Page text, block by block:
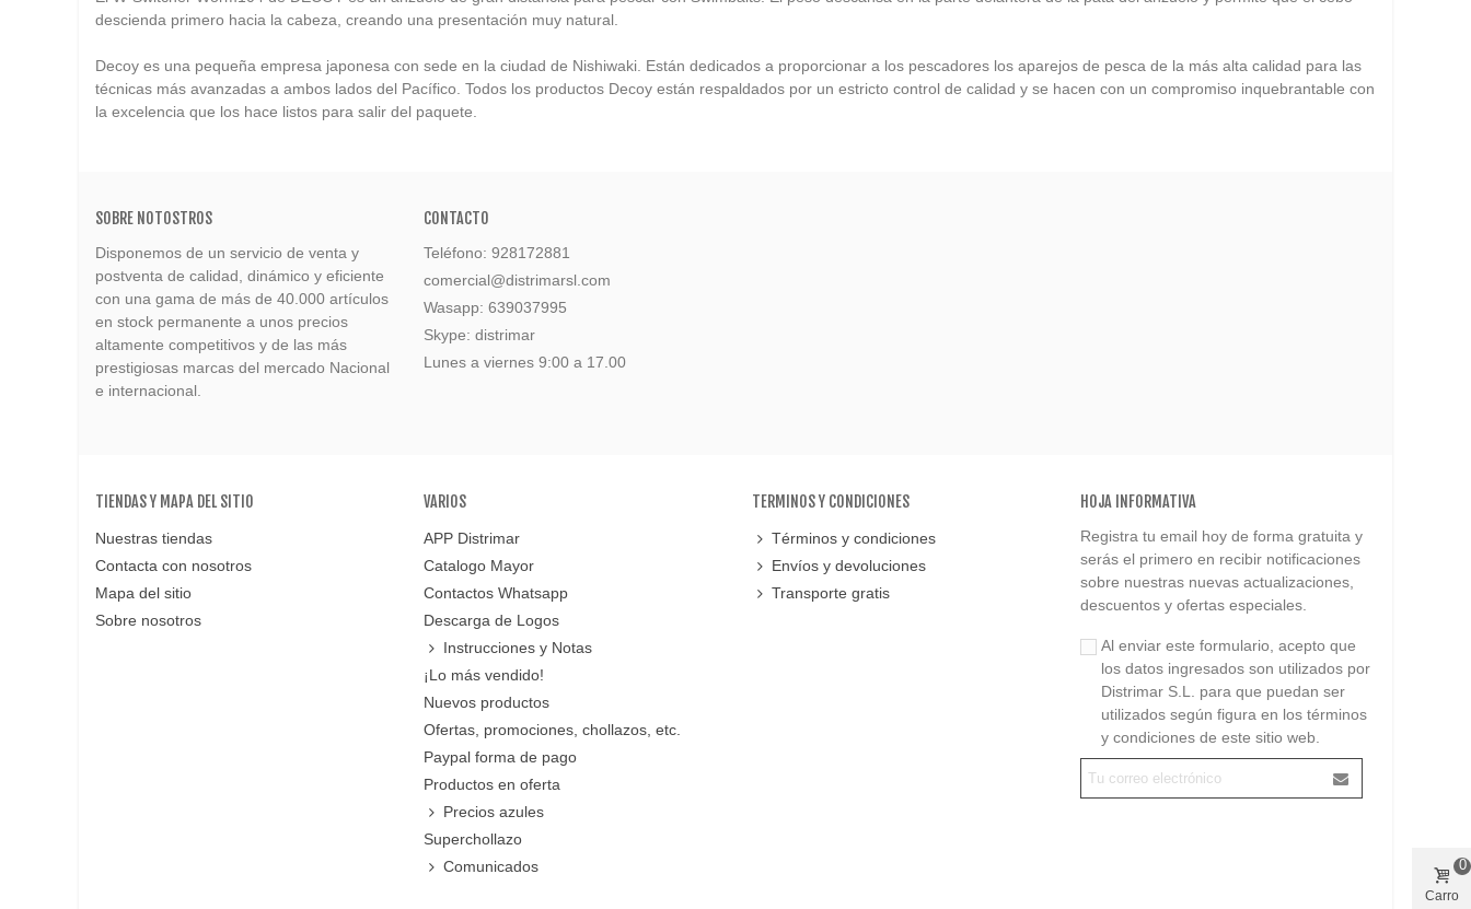
descienda primero hacia la cabeza, creando una presentación muy natural.
Decoy es una pequeña empresa japonesa con sede en la ciudad de Nishiwaki. Están dedicados a proporcionar a los pescadores los aparejos de pesca de la más alta calidad para las
técnicas más avanzadas a ambos lados del Pacífico. Todos los productos Decoy están respaldados por un estricto control de calidad y se hacen con un compromiso inquebrantable con
la excelencia que los hace listos para salir del paquete.
SOBRE NOTOSTROS
Disponemos de un servicio de venta y
postventa de calidad, dinámico y eficiente
con una gama de más de 40.000 artículos
en stock permanente a unos precios
altamente competitivos y de las más
prestigiosas marcas del mercado Nacional
e internacional.
CONTACTO
Teléfono: 928172881
comercial@distrimarsl.com
Wasapp: 639037995
Skype: distrimar
Lunes a viernes 9:00 a 17.00
TIENDAS Y MAPA DEL SITIO
Nuestras tiendas
Contacta con nosotros
Mapa del sitio
Sobre nosotros
VARIOS
APP Distrimar
Catalogo Mayor
Contactos Whatsapp
Descarga de Logos
Instrucciones y Notas
¡Lo más vendido!
Nuevos productos
Ofertas, promociones, chollazos, etc.
Paypal forma de pago
Productos en oferta
Precios azules
Superchollazo
Comunicados
TERMINOS Y CONDICIONES
Términos y condiciones
Envíos y devoluciones
Transporte gratis
HOJA INFORMATIVA
Registra tu email hoy de forma gratuita y
serás el primero en recibir notificaciones
sobre nuestras nuevas actualizaciones,
descuentos y ofertas especiales.
Al enviar este formulario, acepto que
los datos ingresados son utilizados por
Distrimar S.L. para que puedan ser
utilizados según figura en los términos
y condiciones de este sitio web.
Carro
0